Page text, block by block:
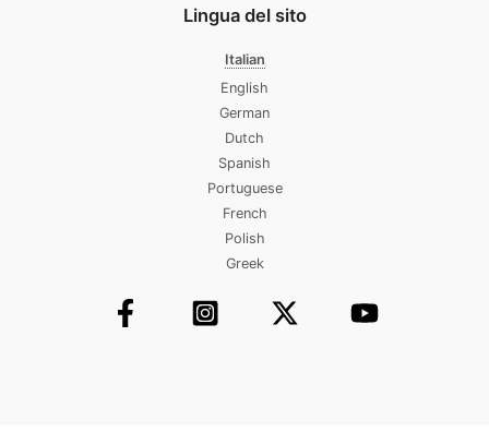
Lingua del sito
Italian
English
German
Dutch
Spanish
Portuguese
French
Polish
Greek